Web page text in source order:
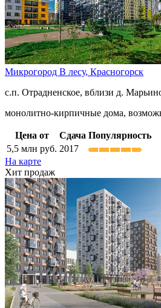
Микрогород В лесу, Красногорск
с.п. Отрадненское, вблизи д.
монолитно-кирпичные дома,
Цена от Сдача Популярность
5,5 млн руб. 2017
На карте
Хит продаж